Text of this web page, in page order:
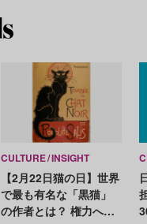
CULTURE INSIGHT
【2月22日猫の日】世界
で最も有名な「黒猫」
の作者とは？ 権力への